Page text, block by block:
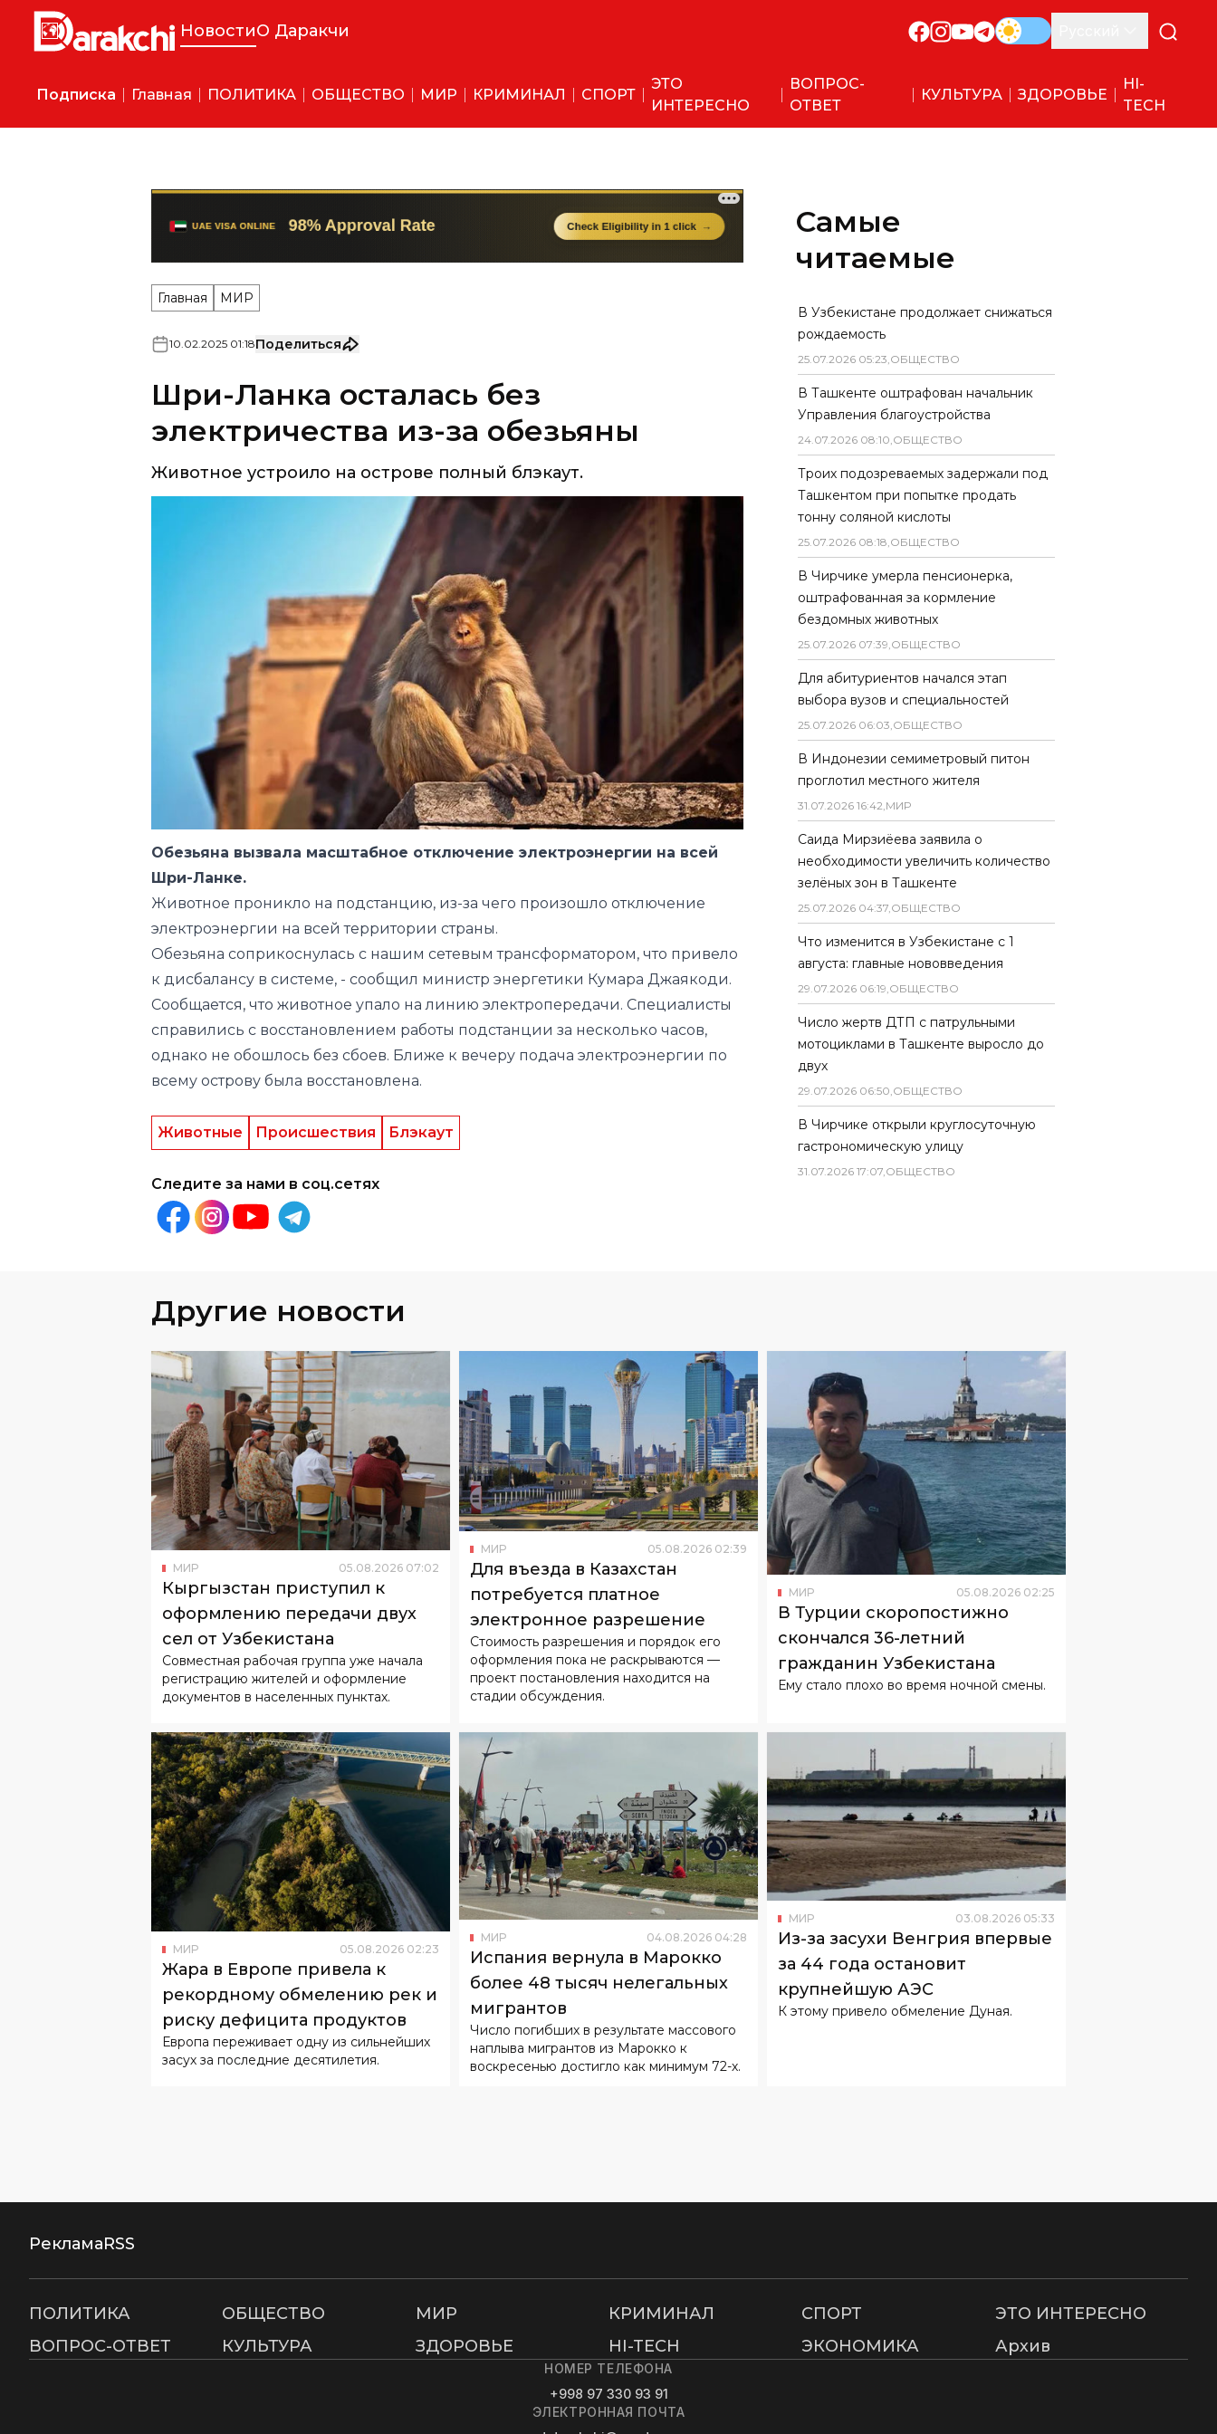
НовостиО Даракчи
Подписка Главная ПОЛИТИКА ОБЩЕСТВО МИР КРИМИНАЛ СПОРТ
ЭТО
ИНТЕРЕСНО
ВОПРОС-
ОТВЕТ
КУЛЬТУРА ЗДОРОВЬЕ
HI-
TECH
Главная МИР
10 02 2025 01:18Поделиться
Шри-Ланка осталась без
электричества из-за обезьяны
Животное устроило на острове полный блэкаут.
Обезьяна вызвала масштабное отключение электроэнергии на всей
Шри-Ланке.
Животное проникло на подстанцию, из-за чего произошло отключение
электроэнергии на всей территории страны.
Обезьяна соприкоснулась с нашим сетевым трансформатором, что привело
к дисбалансу в системе, - сообщил министр энергетики Кумара Джаякоди.
Сообщается, что животное упало на линию электропередачи. Специалисты
справились с восстановлением работы подстанции за несколько часов,
однако не обошлось без сбоев. Ближе к вечеру подача электроэнергии по
всему острову была восстановлена.
Животные Происшествия Блэкаут
Следите за нами в соц.сетях
Самые
читаемые
В Узбекистане продолжает снижаться
рождаемость
25.07.2026 05:23,ОБЩЕСТВО
В Ташкенте оштрафован начальник
Управления благоустройства
24.07.2026 08:10,ОБЩЕСТВО
Троих подозреваемых задержали под
Ташкентом при попытке продать
тонну соляной кислоты
25.07.2026 08:18,ОБЩЕСТВО
В Чирчике умерла пенсионерка,
оштрафованная за кормление
бездомных животных
25.07.2026 07:39,ОБЩЕСТВО
Для абитуриентов начался этап
выбора вузов и специальностей
25.07.2026 06:03,ОБЩЕСТВО
В Индонезии семиметровый питон
проглотил местного жителя
31.07.2026 16:42,МИР
Саида Мирзиёева заявила о
необходимости увеличить количество
зелёных зон в Ташкенте
25.07.2026 04:37,ОБЩЕСТВО
Что изменится в Узбекистане с 1
августа: главные нововведения
29.07.2026 06:19,ОБЩЕСТВО
Число жертв ДТП с патрульными
мотоциклами в Ташкенте выросло до
двух
29.07.2026 06:50,ОБЩЕСТВО
В Чирчике открыли круглосуточную
гастрономическую улицу
31.07.2026 17:07,ОБЩЕСТВО
Другие новости
МИР 05.08.2026 07:02
Кыргызстан приступил к
оформлению передачи двух
сел от Узбекистана
Совместная рабочая группа уже начала
регистрацию жителей и оформление
документов в населенных пунктах.
МИР 05.08.2026 02:39
Для въезда в Казахстан
потребуется платное
электронное разрешение
Стоимость разрешения и порядок его
оформления пока не раскрываются —
проект постановления находится на
стадии обсуждения.
МИР 05.08.2026 02:25
В Турции скоропостижно
скончался 36-летний
гражданин Узбекистана
Ему стало плохо во время ночной смены.
МИР 05.08.2026 02:23
Жара в Европе привела к
рекордному обмелению рек и
риску дефицита продуктов
Европа переживает одну из сильнейших
засух за последние десятилетия.
МИР 04.08.2026 04:28
Испания вернула в Марокко
более 48 тысяч нелегальных
мигрантов
Число погибших в результате массового
наплыва мигрантов из Марокко к
воскресенью достигло как минимум 72-х.
МИР 03.08.2026 05:33
Из-за засухи Венгрия впервые
за 44 года остановит
крупнейшую АЭС
К этому привело обмеление Дуная.
РекламаRSS
ПОЛИТИКА ОБЩЕСТВО МИР КРИМИНАЛ СПОРТ
ЭТО ИНТЕРЕСНО
ВОПРОС-ОТВЕТ
КУЛЬТУРА ЗДОРОВЬЕ HI-TECH ЭКОНОМИКА Архив
НОМЕР ТЕЛЕФОНА
+998 97 330 93 91
ЭЛЕКТРОННАЯ ПОЧТА